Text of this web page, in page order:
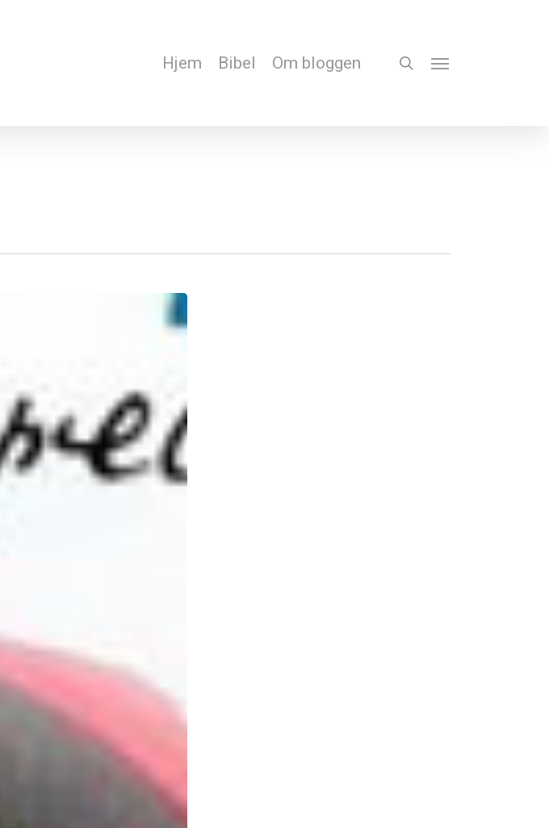
Hjem Bibel Om bloggen search
Menu